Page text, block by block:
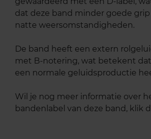
dat deze band minder goede
natte weersomstandigheden.
De band heeft een extern
met B-notering, wat betekent
een normale geluidsproductie
Wil je nog meer informatie over
bandenlabel van deze band, klik